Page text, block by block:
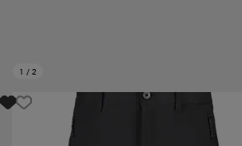
1 / 2